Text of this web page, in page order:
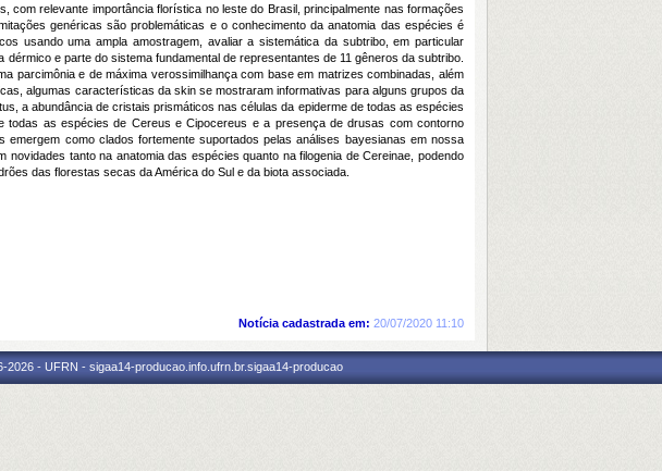
com relevante importância florística no leste do Brasil, principalmente nas formações
genéricas são problemáticas e o conhecimento da anatomia das espécies é
usando uma ampla amostragem, avaliar a sistemática da subtribo, em particular
e parte do sistema fundamental de representantes de 11 gêneros da subtribo.
parcimônia e de máxima verossimilhança com base em matrizes combinadas, além
algumas características da skin se mostraram informativas para alguns grupos da
a abundância de cristais prismáticos nas células da epiderme de todas as espécies
todas as espécies de Cereus e Cipocereus e a presença de drusas com contorno
como clados fortemente suportados pelas análises bayesianas em nossa
tanto na anatomia das espécies quanto na filogenia de Cereinae, podendo
das florestas secas da América do Sul e da biota associada.
Notícia cadastrada em: 20/07/2020 11:10
- UFRN - sigaa14-producao.info.ufrn.br.sigaa14-producao